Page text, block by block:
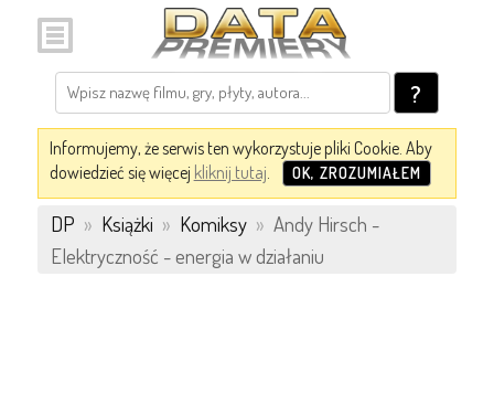
?
Informujemy, że serwis ten wykorzystuje pliki Cookie. Aby
dowiedzieć się więcej kliknij tutaj. OK, ZROZUMIAŁEM
DP » Książki » Komiksy » Andy Hirsch -
Elektryczność - energia w działaniu